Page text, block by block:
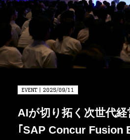
EVENT | 2025/09/11
AIが切り拓く次世代経
｢SAP Concur Fusion